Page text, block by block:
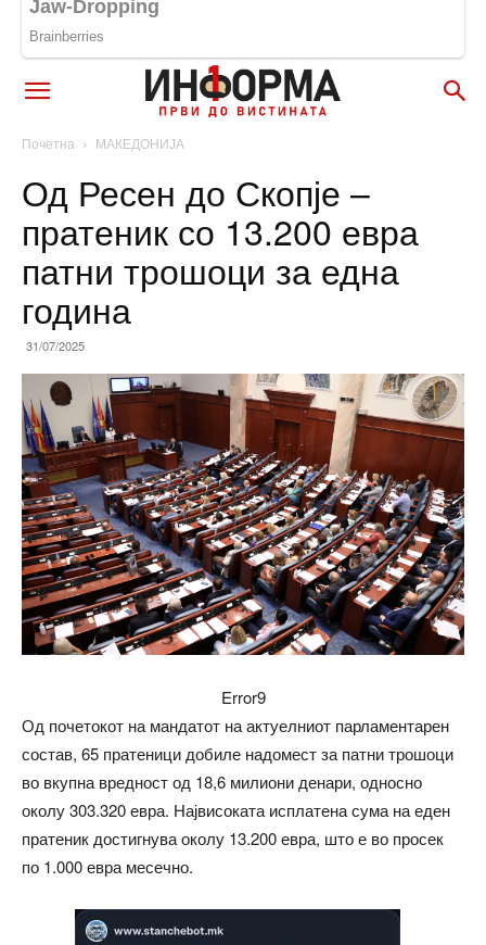
Почетна МАКЕДОНИЈА
Од Ресен до Скопје –
пратеник со 13.200 евра
патни трошоци за една
година
31/07/2025
Error9
Од почетокот на мандатот на актуелниот парламентарен
состав, 65 пратеници добиле надомест за патни трошоци
во вкупна вредност од 18,6 милиони денари, односно
околу 303.320 евра. Највисоката исплатена сума на еден
пратеник достигнува околу 13.200 евра, што е во просек
по 1.000 евра месечно.